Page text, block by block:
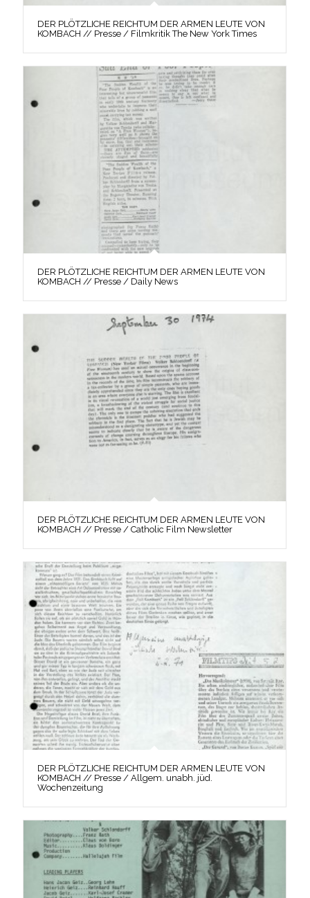
DER PLÖTZLICHE REICHTUM DER ARMEN LEUTE VON
KOMBACH // Presse / Filmkritik The New York Times
DER PLÖTZLICHE REICHTUM DER ARMEN LEUTE VON
KOMBACH // Presse / Daily News
DER PLÖTZLICHE REICHTUM DER ARMEN LEUTE VON
KOMBACH // Presse / Catholic Film Newsletter
DER PLÖTZLICHE REICHTUM DER ARMEN LEUTE VON
KOMBACH // Presse / Allgem. unabh. jüd.
Wochenzeitung